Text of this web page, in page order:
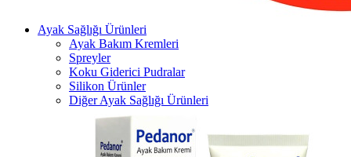
Ayak Sağlığı Ürünleri
Ayak Bakım Kremleri
Spreyler
Koku Giderici Pudralar
Silikon Ürünler
Diğer Ayak Sağlığı Ürünleri